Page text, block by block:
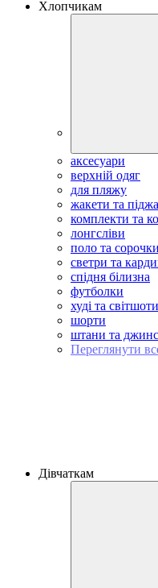
Хлопчикам
аксесуари
верхній одяг
для пляжу
жакети та
комплекти та
лонгсліви
поло та сорочки
светри та
спідня білизна
футболки
худі та світшоти
шорти
штани та
Переглянути
Дівчаткам